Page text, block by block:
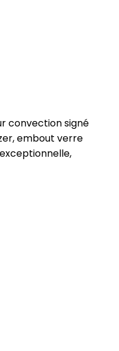
convection signé
embout verre